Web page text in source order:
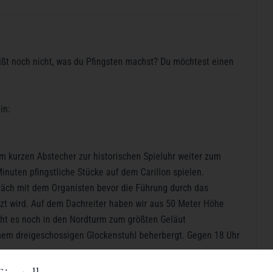
noch nicht, was du Pfingsten machst? Du möchtest einen
kurzen Abstecher zur historischen Spieluhr weiter zum
pfingstliche Stücke auf dem Carillon spielen.
mit dem Organisten bevor die Führung durch das
Auf dem Dachreiter haben wir aus 50 Meter Höhe
es noch in den Nordturm zum größten Geläut
dreigeschossigen Glockenstuhl beherbergt. Gegen 18 Uhr